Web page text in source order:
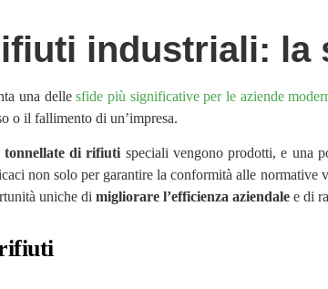
industriali: la
una dellesfide più significative per le aziende
o il fallimento di un’impresa.
tonnellate di rifiuti speciali vengono prodotti, e una
non solo per garantire la conformità alle
uniche di migliorare l’efficienza aziendale e di
rifiuti